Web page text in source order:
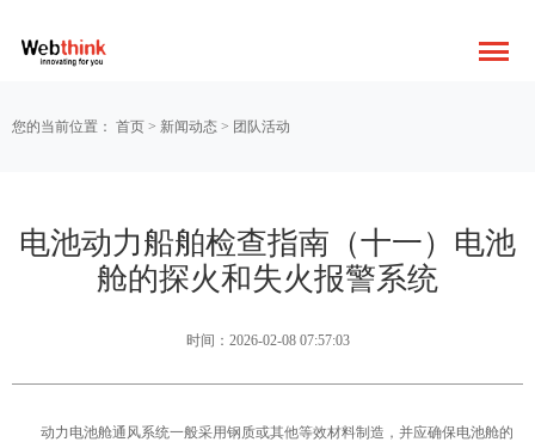
您的当前位置： 首页 > 新闻动态 > 团队活动
电池动力船舶检查指南（十一）电池
舱的探火和失火报警系统
时间：2026-02-08 07:57:03
动力电池舱通风系统一般采用钢质或其他等效材料制造，并应确保电池舱的